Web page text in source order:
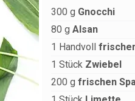
300 g Gnocchi
80 g Alsan
1 Handvoll
1 Stück Zwiebel
200 g frischen